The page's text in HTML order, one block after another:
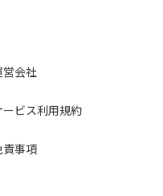
営会社
ービス利用規約
責事項